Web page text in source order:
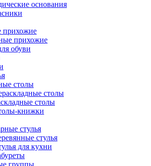
основания
прихожие
прихожие
обуви
столы
столы
столы
книжки
стулья
стулья
для кухни
группы